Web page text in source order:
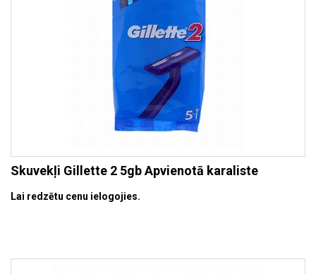
Skuvekļi Gillette 2 5gb Apvienotā karaliste
Lai redzētu cenu ielogojies.